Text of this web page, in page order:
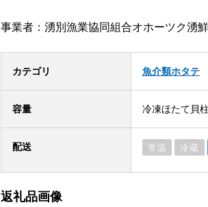
事業者：湧別漁業協同組合オホーツク湧
カテゴリ 魚介類ホタテ
容量 冷凍ほたて貝
配送 常温 冷蔵
返礼品画像